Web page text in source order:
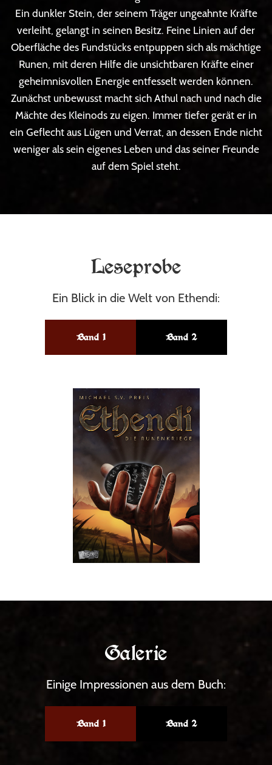
Ein dunkler Stein, der seinem Träger ungeahnte Kräfte
verleiht, gelangt in seinen Besitz. Feine Linien auf der
Oberfläche des Fundstücks entpuppen sich als mächtige
Runen, mit deren Hilfe die unsichtbaren Kräfte einer
geheimnisvollen Energie entfesselt werden können.
Zunächst unbewusst macht sich Athul nach und nach die
Mächte des Kleinods zu eigen. Immer tiefer gerät er in
ein Geflecht aus Lügen und Verrat, an dessen Ende nicht
weniger als sein eigenes Leben und das seiner Freunde
auf dem Spiel steht.
Leseprobe
Ein Blick in die Welt von Ethendi:
Band 1 Band 2
Galerie
Einige Impressionen aus dem Buch:
Band 1 Band 2